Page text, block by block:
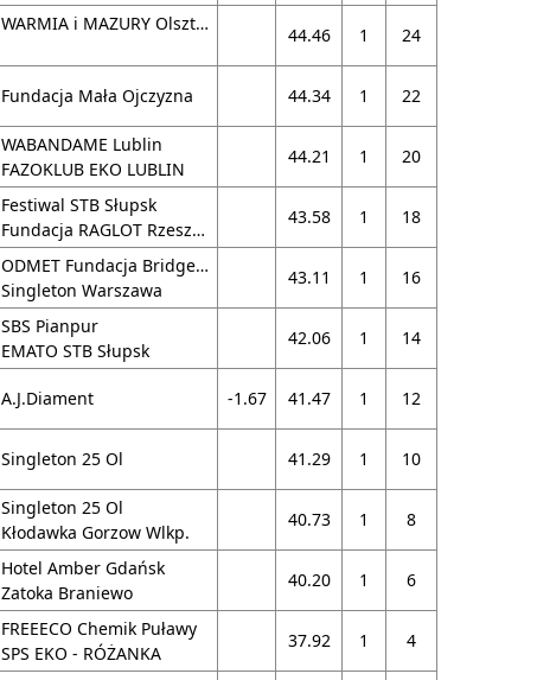
WARMIA i MAZURY Olsztyn
44.46 1 24
Fundacja Mała Ojczyzna 44.34 1 22
WABANDAME Lublin
FAZOKLUB EKO LUBLIN
44.21 1 20
Festiwal STB Słupsk
Fundacja RAGLOT Rzeszów
43.58 1 18
ODMET Fundacja Bridge24.pl
Singleton Warszawa
43.11 1 16
SBS Pianpur
EMATO STB Słupsk
42.06 1 14
A.J.Diament -1.67 41.47 1 12
Singleton 25 Ol 41.29 1 10
Singleton 25 Ol
Kłodawka Gorzow Wlkp.
40.73 1 8
Hotel Amber Gdańsk
Zatoka Braniewo
40.20 1 6
FREEECO Chemik Puławy
SPS EKO - RÓŻANKA
37.92 1 4